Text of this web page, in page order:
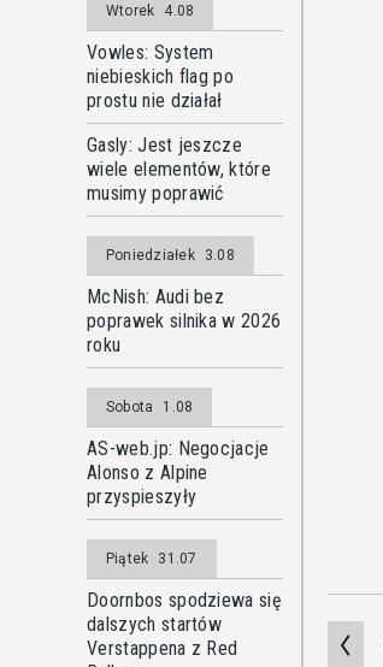
Wtorek 4.08
Vowles: System
niebieskich flag po
prostu nie działał
Gasly: Jest jeszcze
wiele elementów, które
musimy poprawić
Poniedziałek 3.08
McNish: Audi bez
poprawek silnika w 2026
roku
Sobota 1.08
AS-web.jp: Negocjacje
Alonso z Alpine
przyspieszyły
Piątek 31.07
Doornbos spodziewa się
dalszych startów
Verstappena z Red